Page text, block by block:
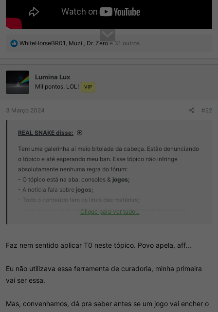
R
ç
e
s
WhiteHorseBR01 , Muzi., Dr. Zero e 31 outros
Lumina Lux
Mil pontos, LOL! VIP
3 Março 2024 #22
REAL SNAKE disse:
Tem uma galerinha aí meio bitolada da cabeça. Estão denunciando
o tópico e até esperando meu ban. Esse tópico não infringe
absolutamente nenhuma regra do fórum:
- O tópico está na aba: consoles & jogos;
- A notícia fala sobre jogos;
- Todo o conteúdo tem os links das matérias;
- Esse assunto está sendo debatido em diversas redes sociais
Clique para ver tudo...
Faz nem sentido aplicar T0 neste tópico. Povo apela, aff...
Eu não utilizava essa ferramenta de curadoria, minha primeira
vai ser essa.
Mas, convenhamos, dá pra saber antes se um jogo vai encher o